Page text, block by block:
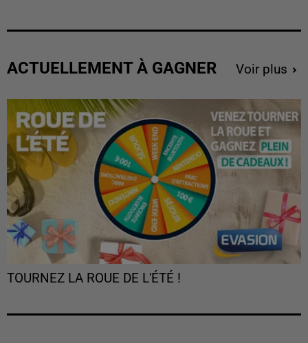
ACTUELLEMENT À GAGNER Voir plus
TOURNEZ LA ROUE DE L'ÉTÉ !